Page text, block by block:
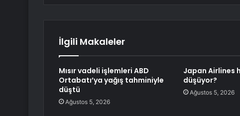
İlgili Makaleler
Mısır vadeli işlemleri ABD
Ortabatı’ya yağış tahminiyle
düştü
Ağustos 5, 2026
Japan Airlines
düşüyor?
Ağustos 5, 2026